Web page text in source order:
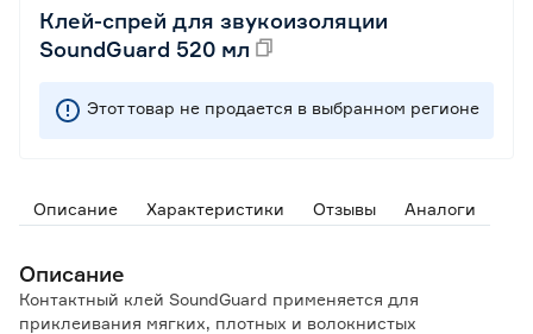
Клей-спрей для звукоизоляции
SoundGuard 520 мл
Этот товар не продается в выбранном регионе
Описание Характеристики Отзывы Аналоги
Описание
Контактный клей SoundGuard применяется для
приклеивания мягких, плотных и волокнистых